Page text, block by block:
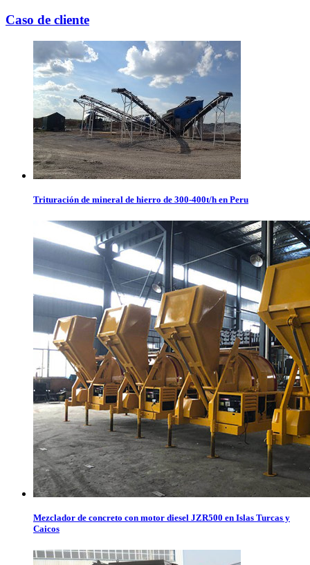
Caso de cliente
Trituración de mineral de hierro de 300-400t/h en Peru
Mezclador de concreto con motor diesel JZR500 en Islas Turcas y
Caicos